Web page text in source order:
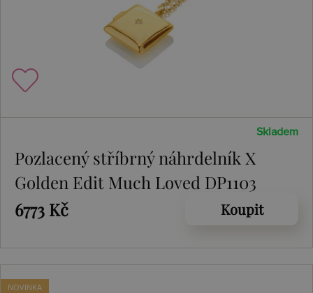
Skladem
Pozlacený stříbrný náhrdelník X
Golden Edit Much Loved DP1103
6773 Kč
Koupit
NOVINKA